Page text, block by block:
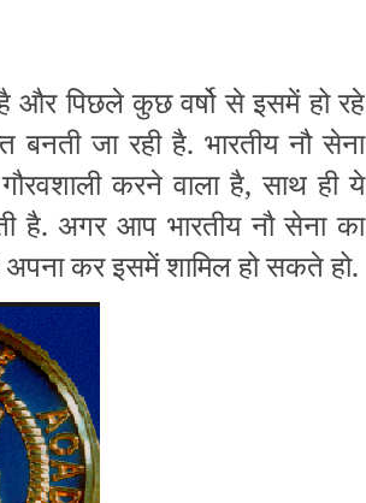
और पिछले कुछ वर्षो से इसमें हो रहे
जा रही है. भारतीय नौ सेना
करने वाला है, साथ ही ये
है. अगर आप भारतीय नौ सेना का
अपना कर इसमें शामिल हो सकते हो.